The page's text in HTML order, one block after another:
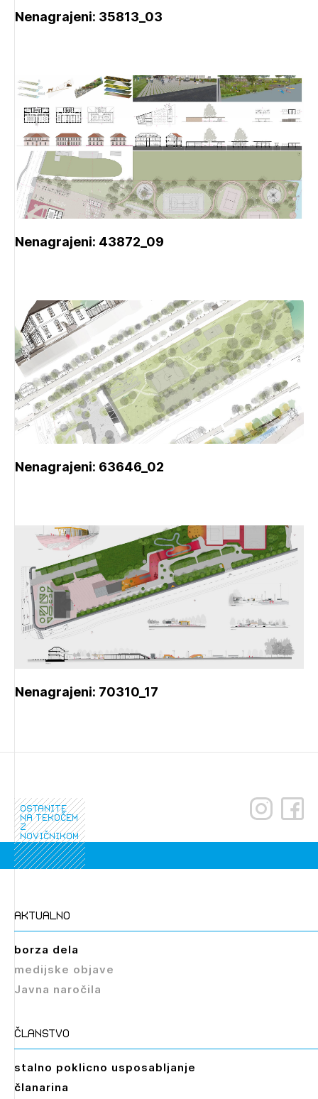
Nenagrajeni: 35813_03
Nenagrajeni: 43872_09
Nenagrajeni: 63646_02
Nenagrajeni: 70310_17
ostanite
na tekočem
z
novičnikom
aktualno
borza dela
medijske objave
Javna naročila
članstvo
stalno poklicno usposabljanje
članarina